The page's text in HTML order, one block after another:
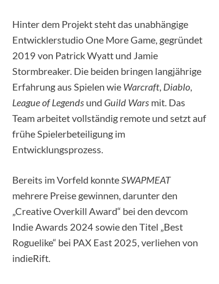
Hinter dem Projekt steht das unabhängige
Entwicklerstudio One More Game, gegründet
2019 von Patrick Wyatt und Jamie
Stormbreaker. Die beiden bringen langjährige
Erfahrung aus Spielen wie Warcraft, Diablo,
League of Legends und Guild Wars mit. Das
Team arbeitet vollständig remote und setzt auf
frühe Spielerbeteiligung im
Entwicklungsprozess.
Bereits im Vorfeld konnteSWAPMEAT
mehrere Preise gewinnen, darunter den
„Creative Overkill Award“ bei den devcom
Indie Awards 2024 sowie den Titel „Best
Roguelike“ bei PAX East 2025, verliehen von
indieRift.